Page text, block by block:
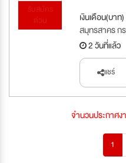
รับสมัคร
ด่วน
เงินเดือน(บา
สมุทรสาคร ก
2 วันที่แล้ว
แชร์
จำนวนประกาศ
1